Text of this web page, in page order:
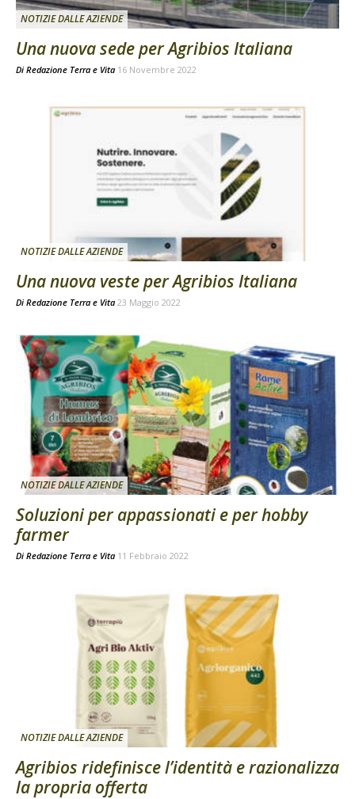
NOTIZIE DALLE AZIENDE
Una nuova sede per Agribios Italiana
Di Redazione Terra e Vita 16 Novembre 2022
NOTIZIE DALLE AZIENDE
Una nuova veste per Agribios Italiana
Di Redazione Terra e Vita 23 Maggio 2022
NOTIZIE DALLE AZIENDE
Soluzioni per appassionati e per hobby
farmer
Di Redazione Terra e Vita 11 Febbraio 2022
NOTIZIE DALLE AZIENDE
Agribios ridefinisce l’identità e razionalizza
la propria offerta